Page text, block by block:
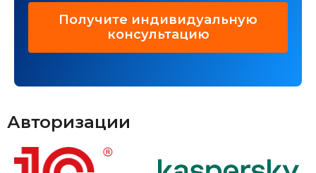
Получите индивидуальную
консультацию
Авторизации